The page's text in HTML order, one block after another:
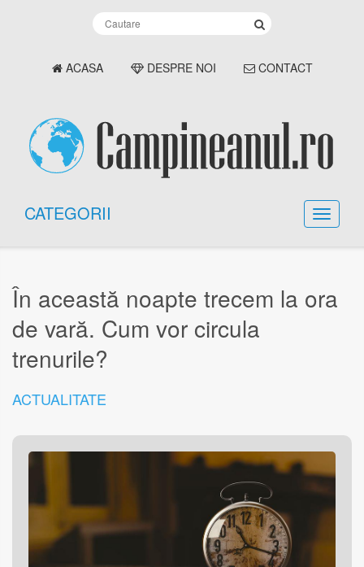
ACASA DESPRE NOI CONTACT
CATEGORII
În această noapte trecem la ora
de vară. Cum vor circula
trenurile?
ACTUALITATE